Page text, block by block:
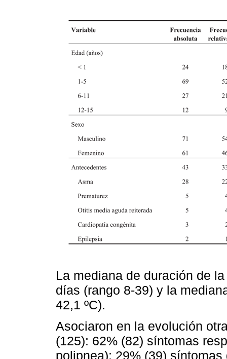
La mediana de duración de
días (rango 8-39) y la
42,1 ºC).
Asociaron en la evolución
(125): 62% (82) síntomas
polipnea); 29% (39)